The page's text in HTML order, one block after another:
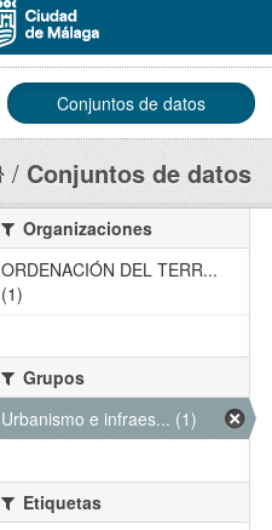
Conjuntos de datos
Conjuntos de datos
Organizaciones
ORDENACIÓN DEL TERR...
(1)
Grupos
Urbanismo e infraes... (1)
Etiquetas